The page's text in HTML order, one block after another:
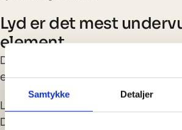
Samtykke Detaljer
Lyd er det mest
element
De fleste tænker på AI video som et
er det ikke.
Lyd afgør om en sekvens føles
Den afgør om produktet føles